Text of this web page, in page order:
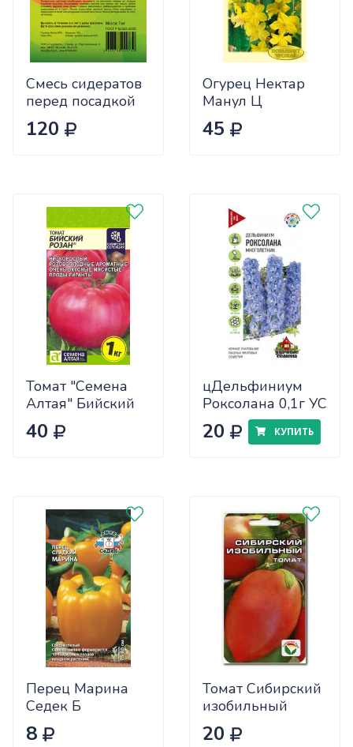
Смесь сидератов
перед посадкой
чеснока 0,5кг
САДОВИТА
120
Огурец Нектар
Манул Ц
45
Томат "Семена
Алтая" Бийский
Розан 0,05
40
цДельфиниум
Роксолана 0,1г УС
20 КУПИТЬ
Перец Марина
Седек Б
8
Томат Сибирский
изобильный
Сиб.сад Ц
20